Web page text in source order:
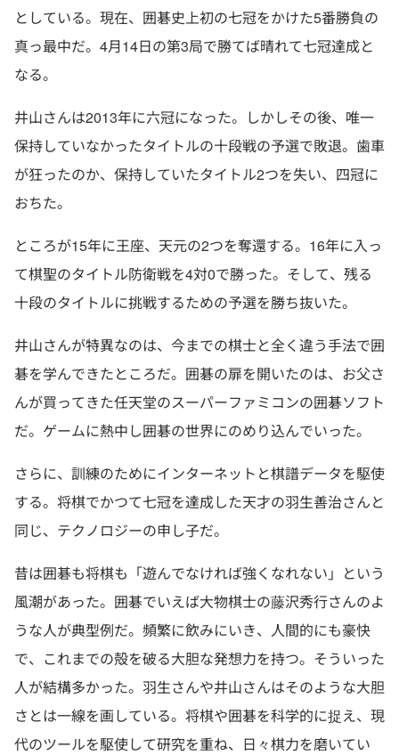
としている。現在、囲碁史上初の七冠をかけた5番勝負の
真っ最中だ。4月14日の第3局で勝てば晴れて七冠達成と
なる。
井山さんは2013年に六冠になった。しかしその後、唯一
保持していなかったタイトルの十段戦の予選で敗退。歯車
が狂ったのか、保持していたタイトル2つを失い、四冠に
おちた。
ところが15年に王座、天元の2つを奪還する。16年に入っ
て棋聖のタイトル防衛戦を4対0で勝った。そして、残る
十段のタイトルに挑戦するための予選を勝ち抜いた。
井山さんが特異なのは、今までの棋士と全く違う手法で囲
碁を学んできたところだ。囲碁の扉を開いたのは、お父さ
んが買ってきた任天堂のスーパーファミコンの囲碁ソフト
だ。ゲームに熱中し囲碁の世界にのめり込んでいった。
さらに、訓練のためにインターネットと棋譜データを駆使
する。将棋でかつて七冠を達成した天才の羽生善治さんと
同じ、テクノロジーの申し子だ。
昔は囲碁も将棋も「遊んでなければ強くなれない」という
風潮があった。囲碁でいえば大物棋士の藤沢秀行さんのよ
うな人が典型例だ。頻繁に飲みにいき、人間的にも豪快
で、これまでの殻を破る大胆な発想力を持つ。そういった
人が結構多かった。羽生さんや井山さんはそのような大胆
さとは一線を画している。将棋や囲碁を科学的に捉え、現
代のツールを駆使して研究を重ね、日々棋力を磨いてい